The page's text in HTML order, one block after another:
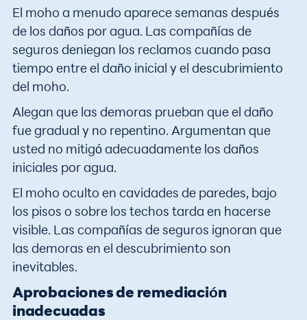
El moho a menudo aparece semanas después
de los daños por agua. Las compañías de
seguros deniegan los reclamos cuando pasa
tiempo entre el daño inicial y el descubrimiento
del moho.
Alegan que las demoras prueban que el daño
fue gradual y no repentino. Argumentan que
usted no mitigó adecuadamente los daños
iniciales por agua.
El moho oculto en cavidades de paredes, bajo
los pisos o sobre los techos tarda en hacerse
visible. Las compañías de seguros ignoran que
las demoras en el descubrimiento son
inevitables.
Aprobaciones de remediación
inadecuadas